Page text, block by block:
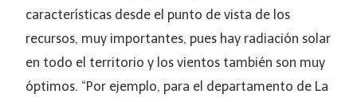
características desde el punto de vista de los
recursos, muy importantes, pues hay radiación solar
en todo el territorio y los vientos también son muy
óptimos. “Por ejemplo, para el departamento de La